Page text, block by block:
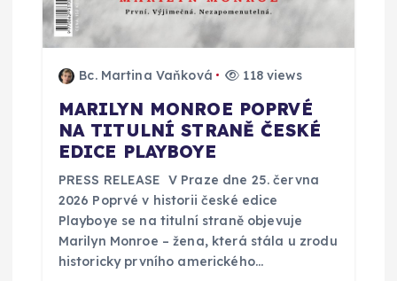
e
k
Bc. Martina Vaňková 118 views
MARILYN MONROE POPRVÉ
NA TITULNÍ STRANĚ ČESKÉ
EDICE PLAYBOYE
PRESS RELEASE V Praze dne 25. června
2026 Poprvé v historii české edice
Playboye se na titulní straně objevuje
Marilyn Monroe – žena, která stála u zrodu
historicky prvního amerického…